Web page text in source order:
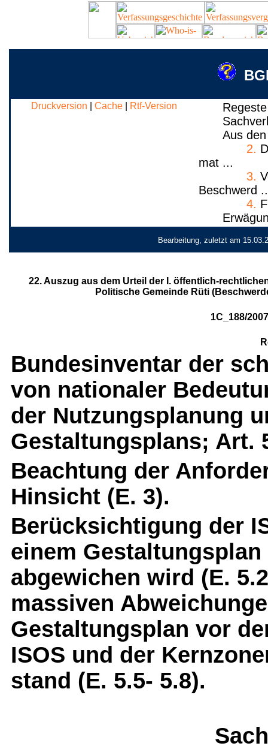
Druckversion Cache| Rtf-Version
Regeste
Aus
2.
mat ...
3.
Beschwerd
4.
Bearbeitung, zuletzt am
22. Auszug aus dem Urteil der I. öffentlich-
Politische Gemeinde Rüti
1C_188/
Bundesinventar der
von nationaler
der Nutzungsplanung
Gestaltungsplans; Art.
Beachtung der
Hinsicht (E. 3).
Berücksichtigung der
einem
abgewichen wird (E.
massiven
Gestaltungsplan vor
ISOS und der
stand (E. 5.5- 5.8).